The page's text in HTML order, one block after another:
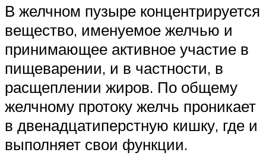
В желчном пузыре концентрируется
вещество, именуемое желчью и
принимающее активное участие в
пищеварении, и в частности, в
расщеплении жиров. По общему
желчному протоку желчь проникает
в двенадцатиперстную кишку, где и
выполняет свои функции.